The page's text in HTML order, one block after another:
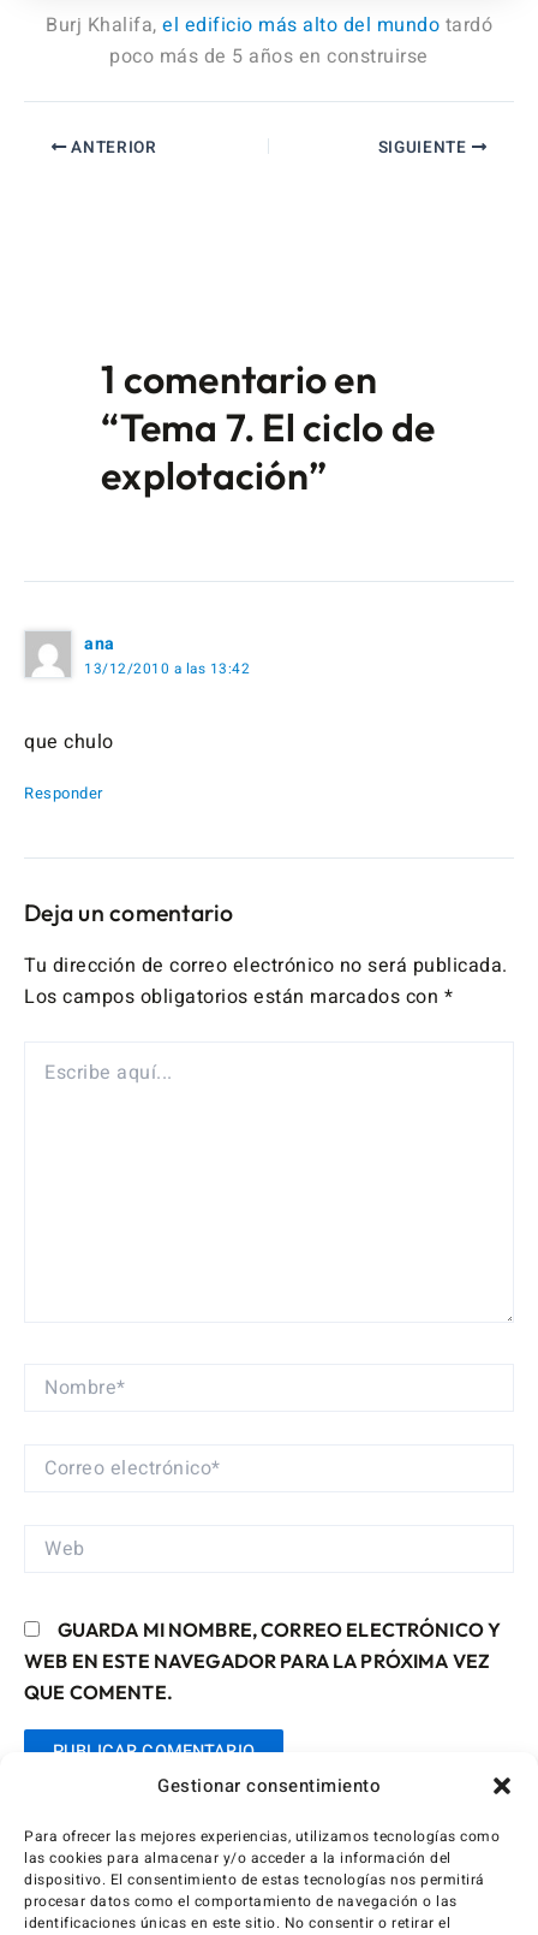
Gestionar consentimiento
Para ofrecer las mejores experiencias, utilizamos tecnologías como
las cookies para almacenar y/o acceder a la información del
dispositivo. El consentimiento de estas tecnologías nos permitirá
procesar datos como el comportamiento de navegación o las
identificaciones únicas en este sitio. No consentir o retirar el
Burj Khalifa, el edificio más alto del mundo tardó
poco más de 5 años en construirse
ANTERIOR SIGUIENTE
1 comentario en
“Tema 7. El ciclo de
explotación”
ana
13/12/2010 a las 13:42
que chulo
Responder
Deja un comentario
Tu dirección de correo electrónico no será publicada.
Los campos obligatorios están marcados con *
AQUÍ...
NOMBRE*
CORREO
WEB
GUARDA MI NOMBRE, CORREO ELECTRÓNICO Y
WEB EN ESTE NAVEGADOR PARA LA PRÓXIMA VEZ
QUE COMENTE.